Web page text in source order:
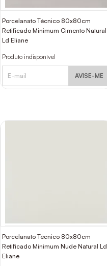
Porcelanato Técnico 80x80cm
Retificado Minimum Cimento Natural
Ld Eliane
Produto indisponível
AVISE-ME
Porcelanato Técnico 80x80cm
Retificado Minimum Nude Natural Ld
Eliane